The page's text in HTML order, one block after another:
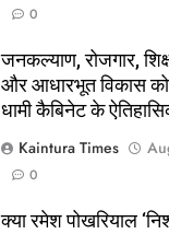
0
जनकल्याण, रोजगार,
और आधारभूत विकास को
धामी कैबिनेट के
Kaintura Times
0
क्या रमेश पोखरियाल